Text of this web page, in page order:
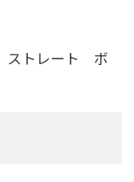
ストレート ボ